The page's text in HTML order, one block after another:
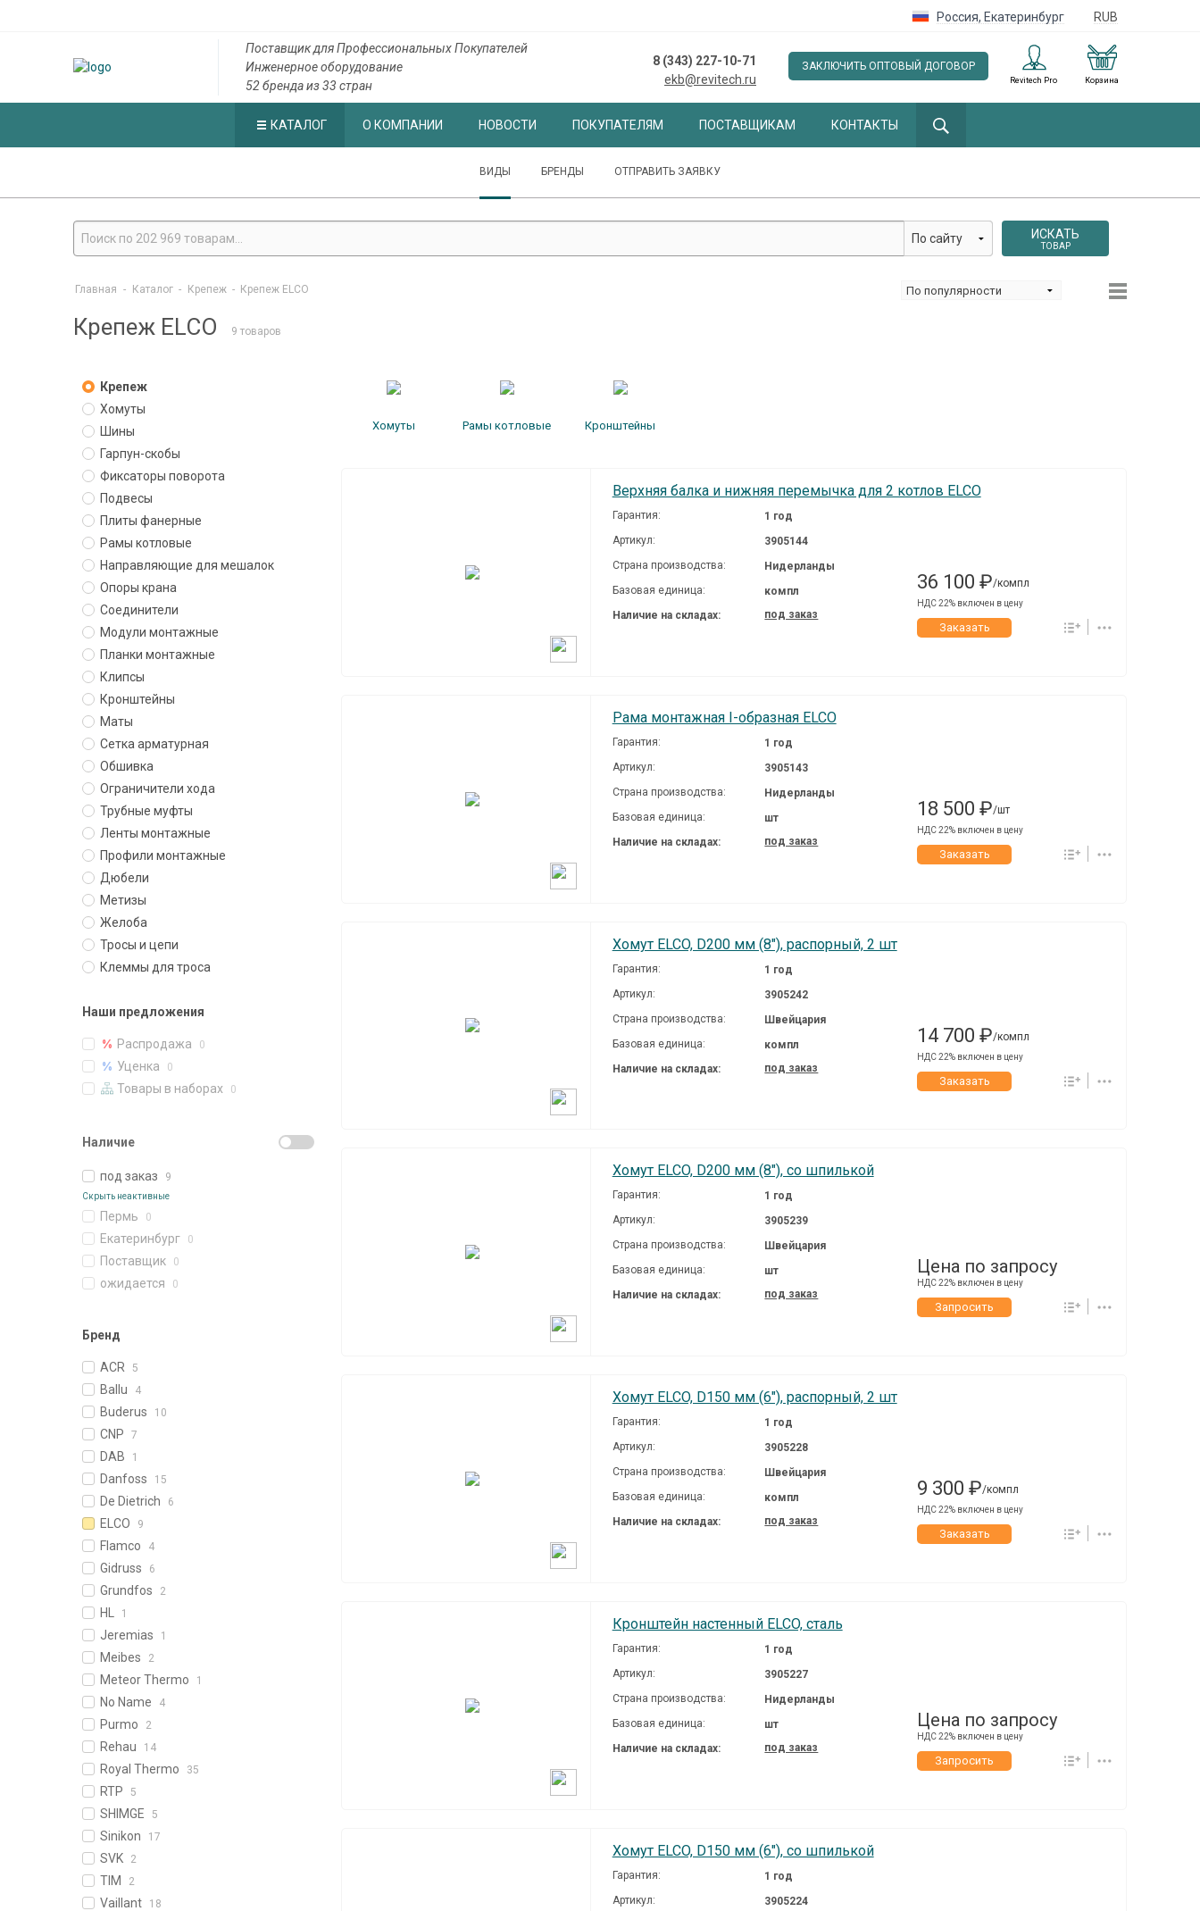
Россия, Екатеринбург RUB
Корзина
Revitech Pro
ЗАКЛЮЧИТЬ ОПТОВЫЙ ДОГОВОР
8 (343) 227-10-71
ekb@revitech.ru
Поставщик для Профессиональных Покупателей
Инженерное оборудование
52 бренда из 33 стран
КАТАЛОГ О КОМПАНИИ НОВОСТИ ПОКУПАТЕЛЯМ ПОСТАВЩИКАМ КОНТАКТЫ
ВИДЫ БРЕНДЫ ОТПРАВИТЬ ЗАЯВКУ
ИСКАТЬ
ТОВАР
Главная - Каталог - Крепеж - Крепеж ELCO
Крепеж ELCO 9 товаров
Крепеж
Хомуты
Шины
Гарпун-скобы
Фиксаторы поворота
Подвесы
Плиты фанерные
Рамы котловые
Направляющие для мешалок
Опоры крана
Соединители
Модули монтажные
Планки монтажные
Клипсы
Кронштейны
Маты
Сетка арматурная
Обшивка
Ограничители хода
Трубные муфты
Ленты монтажные
Профили монтажные
Дюбели
Метизы
Желоба
Тросы и цепи
Клеммы для троса
Наши предложения
Распродажа 0
Уценка 0
Товары в наборах 0
Наличие
под заказ 9
Скрыть неактивные
Пермь 0
Екатеринбург 0
Поставщик 0
ожидается 0
Бренд
ACR 5
Ballu 4
Buderus 10
CNP 7
DAB 1
Danfoss 15
De Dietrich 6
ELCO 9
Flamco 4
Gidruss 6
Grundfos 2
HL 1
Jeremias 1
Meibes 2
Meteor Thermo 1
No Name 4
Purmo 2
Rehau 14
Royal Thermo 35
RTP 5
SHIMGE 5
Sinikon 17
SVK 2
TIM 2
Vaillant 18
Хо­муты Ра­мы кот­ло­вые Крон­штей­ны
Верхняя балка и нижняя перемычка для 2 котлов ELCO
Гарантия:
1 год
Артикул:
3905144
Страна производства:
Нидерланды
Базовая единица:
компл
Наличие на складах:
под заказ
36 100 ₽/компл
НДС 22% включен в цену
Заказать
Рама монтажная I-образная ELCO
Гарантия:
1 год
Артикул:
3905143
Страна производства:
Нидерланды
Базовая единица:
шт
Наличие на складах:
под заказ
18 500 ₽/шт
НДС 22% включен в цену
Заказать
Хомут ELCO, D200 мм (8"), распорный, 2 шт
Гарантия:
1 год
Артикул:
3905242
Страна производства:
Швейцария
Базовая единица:
компл
Наличие на складах:
под заказ
14 700 ₽/компл
НДС 22% включен в цену
Заказать
Хомут ELCO, D200 мм (8"), со шпилькой
Гарантия:
1 год
Артикул:
3905239
Страна производства:
Швейцария
Базовая единица:
шт
Наличие на складах:
под заказ
Цена по запросу
НДС 22% включен в цену
Запросить
Хомут ELCO, D150 мм (6"), распорный, 2 шт
Гарантия:
1 год
Артикул:
3905228
Страна производства:
Швейцария
Базовая единица:
компл
Наличие на складах:
под заказ
9 300 ₽/компл
НДС 22% включен в цену
Заказать
Кронштейн настенный ELCO, сталь
Гарантия:
1 год
Артикул:
3905227
Страна производства:
Нидерланды
Базовая единица:
шт
Наличие на складах:
под заказ
Цена по запросу
НДС 22% включен в цену
Запросить
Хомут ELCO, D150 мм (6"), со шпилькой
Гарантия:
1 год
Артикул:
3905224